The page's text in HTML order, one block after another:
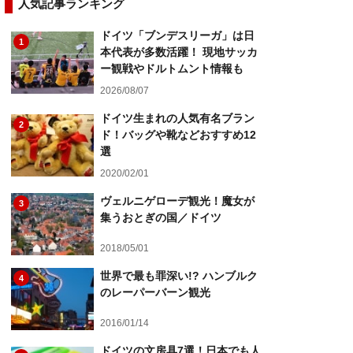
人気記事ランキング
1
ドイツ「ブンデスリーガ」は日
本代表が多数活躍！ 現地サッカ
ー観戦やドルトムント情報も
2026/08/07
2
ドイツ生まれの人気有名ブラン
ド！バッグや靴などおすすめ12
選
2020/02/01
3
ヴェルニゲローデ観光！魔女が
集うおとぎの国／ドイツ
2018/05/01
4
世界で最も罪深い!? ハンブルク
のレーパーバーン観光
2016/01/14